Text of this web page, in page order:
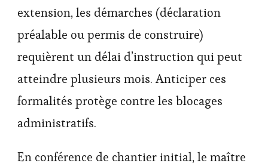
extension, les démarches (déclaration
préalable ou permis de construire)
requièrent un délai d’instruction qui peut
atteindre plusieurs mois. Anticiper ces
formalités protège contre les blocages
administratifs.
En conférence de chantier initial, le maître